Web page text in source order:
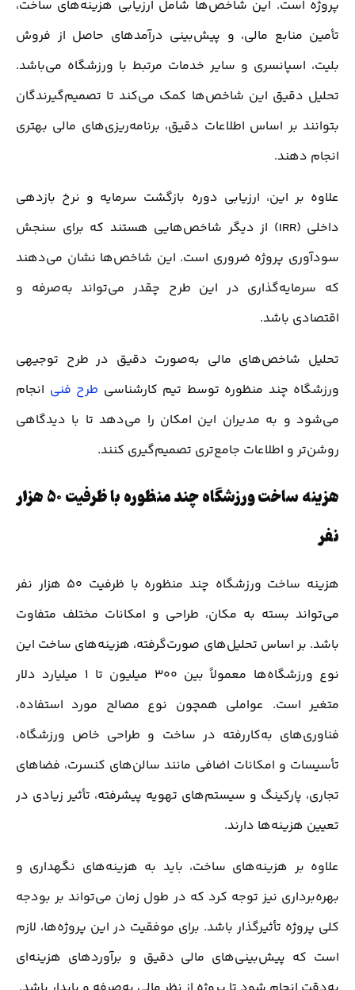
پروژه است. این شاخص‌ها شامل ارزیابی هزینه‌های ساخت،
تأمین منابع مالی، و پیش‌بینی درآمدهای حاصل از فروش
بلیت، اسپانسری و سایر خدمات مرتبط با ورزشگاه می‌باشد.
تحلیل دقیق این شاخص‌ها کمک می‌کند تا تصمیم‌گیرندگان
بتوانند بر اساس اطلاعات دقیق، برنامه‌ریزی‌های مالی بهتری
انجام دهند.
علاوه بر این، ارزیابی دوره بازگشت سرمایه و نرخ بازدهی
داخلی (IRR) از دیگر شاخص‌هایی هستند که برای سنجش
سودآوری پروژه ضروری است. این شاخص‌ها نشان می‌دهند
که سرمایه‌گذاری در این طرح چقدر می‌تواند به‌صرفه و
اقتصادی باشد.
تحلیل شاخص‌های مالی به‌صورت دقیق در طرح توجیهی
ورزشگاه چند منظوره توسط تیم کارشناسی طرح فنی انجام
می‌شود و به مدیران این امکان را می‌دهد تا با دیدگاهی
روشن‌تر و اطلاعات جامع‌تری تصمیم‌گیری کنند.
هزینه ساخت ورزشگاه چند منظوره با ظرفیت 50 هزار
نفر
هزینه ساخت ورزشگاه چند منظوره با ظرفیت 50 هزار نفر
می‌تواند بسته به مکان، طراحی و امکانات مختلف متفاوت
باشد. بر اساس تحلیل‌های صورت‌گرفته، هزینه‌های ساخت این
نوع ورزشگاه‌ها معمولاً بین 300 میلیون تا 1 میلیارد دلار
متغیر است. عواملی همچون نوع مصالح مورد استفاده،
فناوری‌های به‌کاررفته در ساخت و طراحی خاص ورزشگاه،
تأسیسات و امکانات اضافی مانند سالن‌های کنسرت، فضاهای
تجاری، پارکینگ و سیستم‌های تهویه پیشرفته، تأثیر زیادی در
تعیین هزینه‌ها دارند.
علاوه بر هزینه‌های ساخت، باید به هزینه‌های نگهداری و
بهره‌برداری نیز توجه کرد که در طول زمان می‌تواند بر بودجه
کلی پروژه تأثیرگذار باشد. برای موفقیت در این پروژه‌ها، لازم
است که پیش‌بینی‌های مالی دقیق و برآوردهای هزینه‌ای